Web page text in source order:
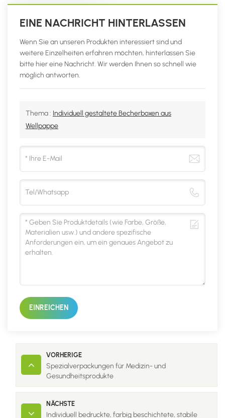
EINE NACHRICHT HINTERLASSEN
Wenn Sie an unseren Produkten interessiert sind und
weitere Einzelheiten erfahren möchten, hinterlassen Sie
bitte hier eine Nachricht. Wir werden Ihnen so schnell wie
möglich antworten.
Thema : Individuell gestaltete Becherboxen aus
Wellpappe
EINREICHEN
VORHERIGE
Spezialverpackungen für Medizin- und
Gesundheitsprodukte
NÄCHSTE
Individuell bedruckte, farbig beschichtete, stabile